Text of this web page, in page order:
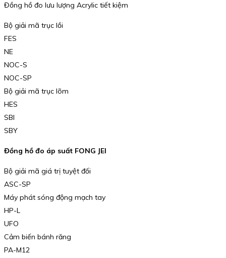
Đồng hồ đo lưu lượng Acrylic tiết kiệm
Bộ giải mã trục lồi
FES
NE
NOC-S
NOC-SP
Bộ giải mã trục lõm
HES
SBI
SBY
Đồng hồ đo áp suất FONG JEI
Bộ giải mã giá trị tuyệt đối
ASC-SP
Máy phát sóng động mạch tay
HP-L
UFO
Cảm biến bánh răng
PA-M12